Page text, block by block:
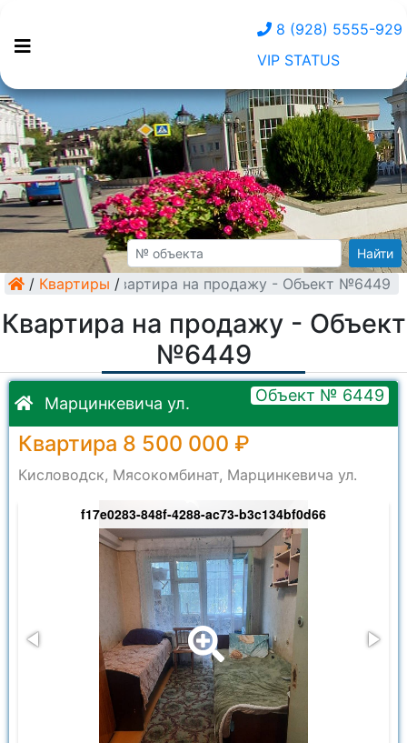
8 (928) 5555-929
VIP STATUS
Найти
/ Квартиры /
Квартира на продажу - Объект №6449
Квартира на продажу - Объект
№6449
Марцинкевича ул. Объект № 6449
Квартира 8 500 000 ₽
Кисловодск, Мясокомбинат, Марцинкевича ул.
f17e0283-848f-4288-ac73-b3c134bf0d66